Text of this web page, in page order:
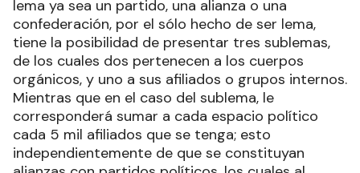
lema ya sea un partido, una alianza o una
confederación, por el sólo hecho de ser lema,
tiene la posibilidad de presentar tres sublemas,
de los cuales dos pertenecen a los cuerpos
orgánicos, y uno a sus afiliados o grupos internos.
Mientras que en el caso del sublema, le
corresponderá sumar a cada espacio político
cada 5 mil afiliados que se tenga; esto
independientemente de que se constituyan